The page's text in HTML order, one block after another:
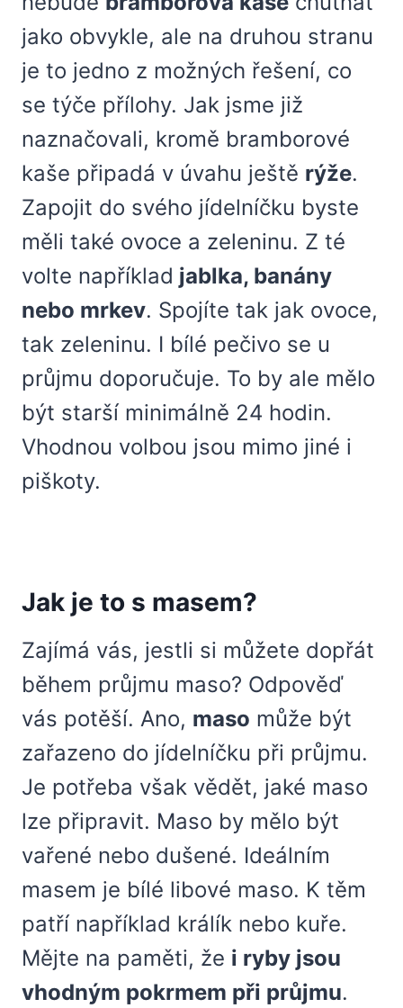
jako obvykle, ale na druhou stranu
je to jedno z možných řešení, co
se týče přílohy. Jak jsme již
naznačovali, kromě bramborové
kaše připadá v úvahu ještě rýže.
Zapojit do svého jídelníčku byste
měli také ovoce a zeleninu. Z té
volte například jablka, banány
nebo mrkev. Spojíte tak jak ovoce,
tak zeleninu. I bílé pečivo se u
průjmu doporučuje. To by ale mělo
být starší minimálně 24 hodin.
Vhodnou volbou jsou mimo jiné i
piškoty.
Jak je to s masem?
Zajímá vás, jestli si můžete dopřát
během průjmu maso? Odpověď
vás potěší. Ano, maso může být
zařazeno do jídelníčku při průjmu.
Je potřeba však vědět, jaké maso
lze připravit. Maso by mělo být
vařené nebo dušené. Ideálním
masem je bílé libové maso. K těm
patří například králík nebo kuře.
Mějte na paměti, že i ryby jsou
vhodným pokrmem při průjmu.